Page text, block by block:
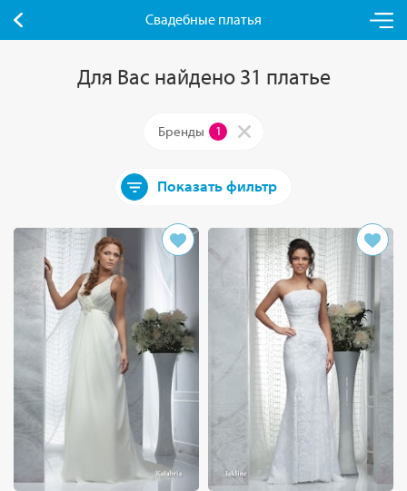
Свадебные платья
Для Вас найдено 31 платье
Бренды 1
Показать фильтр